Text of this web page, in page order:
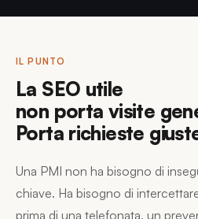
IL PUNTO
La SEO utile
non porta visite
Porta richieste
Una PMI non ha bisogno di
chiave. Ha bisogno di
prima di una telefonata, un